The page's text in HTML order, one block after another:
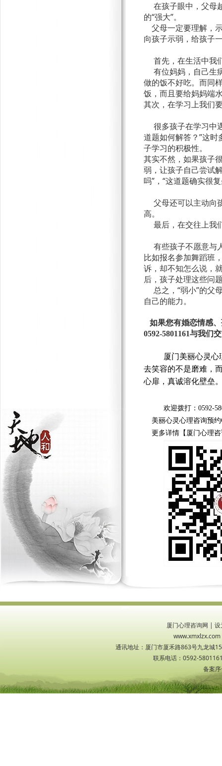
在孩子眼中，父母
的“强大”。
父母一定要理解，
向孩子示弱，给孩子
首先，在生活中我
有位妈妈，自己生
做的饭不好吃。而同
饭，而且要给妈妈端
其次，在学习上我们
很多孩子在学习中
道题如何解答？”这
子学习的积极性。
其实不然，如果孩子
弱，让孩子自己尝试
吗”，“这道题确实很
父母还可以主动向
高。
最后，在交往上我
有些孩子不愿意与
比如报名参加舞蹈班
诉，却不知怎么说，
后，孩子处理这些问
总之，“弱小”的父
自己的能力。
如果您有婚恋情感
0592-5801161与我们
厦门美丽心灵
去笑容的不是磨难，
心扉，真诚溶化壁垒
欢迎拨打：0592-
美丽心灵心理咨询预约
更多详情【厦门心理咨
厦门心理咨询网 | 设
通讯地址：厦门市厦禾路863号九龙城
联系电话：0592-
备案